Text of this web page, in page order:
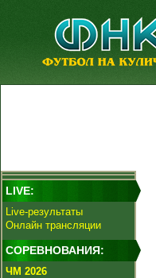
LIVE:
Live-результаты
Онлайн трансляции
СОРЕВНОВАНИЯ:
ЧМ 2026